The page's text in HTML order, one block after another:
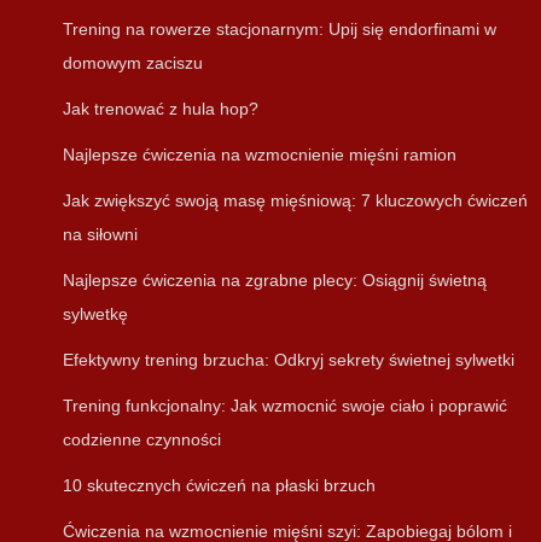
Trening na rowerze stacjonarnym: Upij się endorfinami w
domowym zaciszu
Jak trenować z hula hop?
Najlepsze ćwiczenia na wzmocnienie mięśni ramion
Jak zwiększyć swoją masę mięśniową: 7 kluczowych ćwiczeń
na siłowni
Najlepsze ćwiczenia na zgrabne plecy: Osiągnij świetną
sylwetkę
Efektywny trening brzucha: Odkryj sekrety świetnej sylwetki
Trening funkcjonalny: Jak wzmocnić swoje ciało i poprawić
codzienne czynności
10 skutecznych ćwiczeń na płaski brzuch
Ćwiczenia na wzmocnienie mięśni szyi: Zapobiegaj bólom i